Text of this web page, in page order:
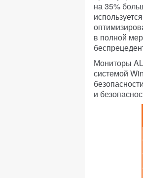
на 35%
в полной
Мониторы
системой
и